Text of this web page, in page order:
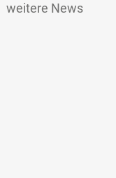
weitere News